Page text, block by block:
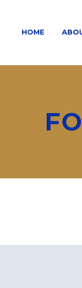
HOME